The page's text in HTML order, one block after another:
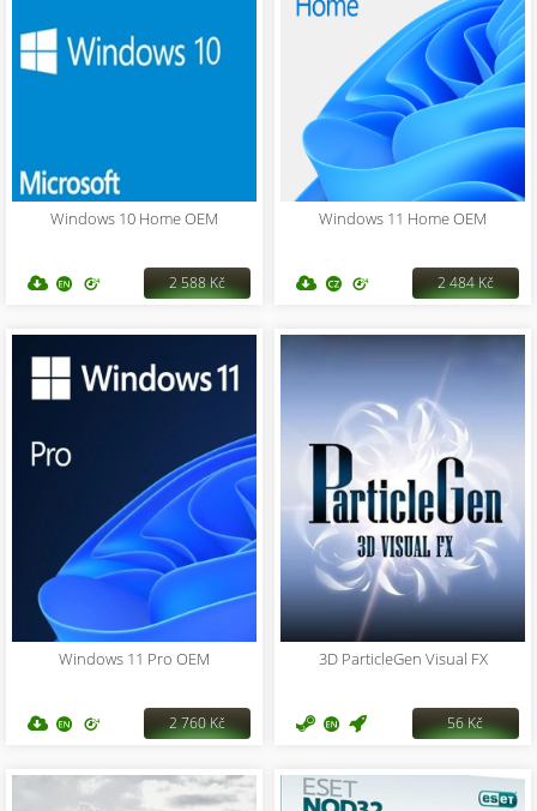
Windows 10 Home OEM
2 588 Kč
Windows 11 Home OEM
2 484 Kč
Windows 11 Pro OEM
2 760 Kč
3D ParticleGen Visual FX
56 Kč